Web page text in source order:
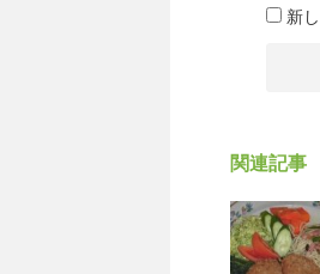
新
関連記事